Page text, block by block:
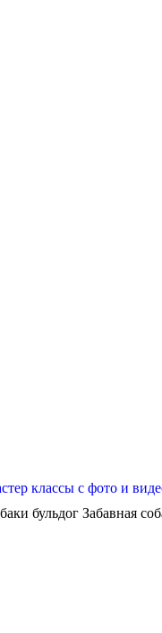
классы с фото и
бульдог Забавная